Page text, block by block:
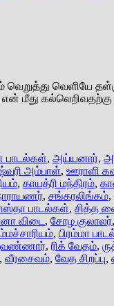
வெறுத்து வெளியே
மீது
, அய்யனார்,
அம்பாள், ஊராளி
, காயத்ரி மந்திரம்,
, சங்கரலிங்கம்,
பாடல்கள், சித்த
விடை , சோழ குலாலர்,
, பிரம்மா
, ரிக் வேதம்,
, வீரசைவம், வேத சிறப்பு,